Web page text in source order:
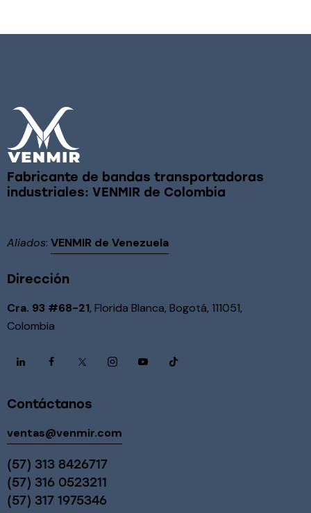
Fabricante de bandas transportadoras
industriales: VENMIR de Colombia
Aliados: VENMIR de Venezuela
Dirección
Cra. 93 #68-21, Florida Blanca, Bogotá, 111051,
Colombia
Contáctanos
ventas@venmir.com
(57) 313 8426717
(57) 316 0523211
(57) 317 1975346